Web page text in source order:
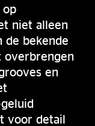
op
niet alleen
de bekende
overbrengen
en
voor detail